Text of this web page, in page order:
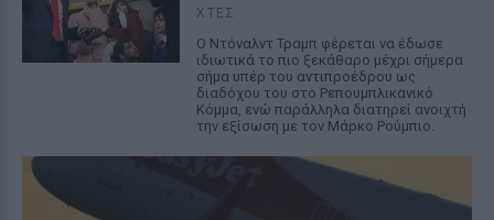
ΧΤΕΣ
Ο Ντόναλντ Τραμπ φέρεται να έδωσε
ιδιωτικά το πιο ξεκάθαρο μέχρι σήμερα
σήμα υπέρ του αντιπροέδρου ως
διαδόχου του στο Ρεπουμπλικανικό
Κόμμα, ενώ παράλληλα διατηρεί ανοιχτή
την εξίσωση με τον Μάρκο Ρούμπιο.